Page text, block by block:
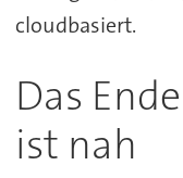
cloudbasiert.
Das
ist nah